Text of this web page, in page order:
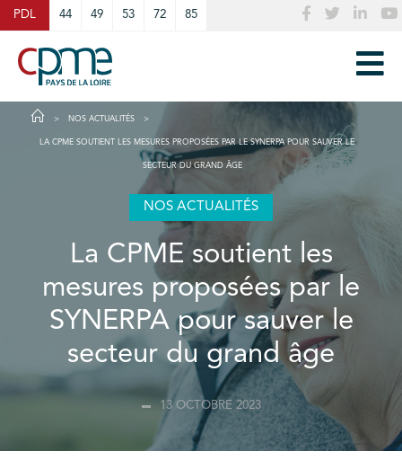
PDL 44 49 53 72 85
NOS ACTUALITÉS
LA CPME SOUTIENT LES MESURES PROPOSÉES PAR LE SYNERPA POUR SAUVER LE
SECTEUR DU GRAND ÂGE
NOS ACTUALITÉS
La CPME soutient les
mesures proposées par le
SYNERPA pour sauver le
secteur du grand âge
13 OCTOBRE 2023
Cookies management panel